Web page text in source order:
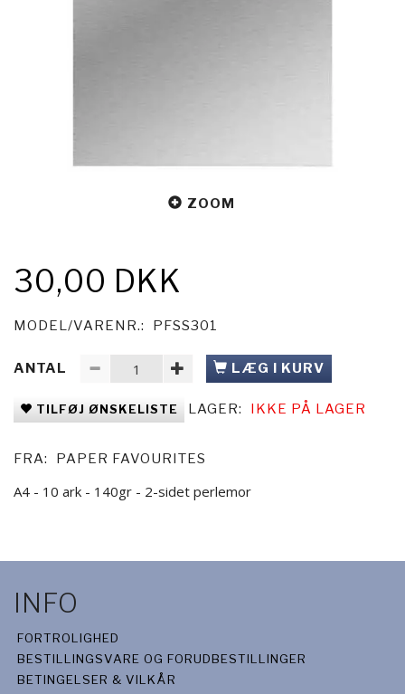
ZOOM
30,00 DKK
MODEL/VARENR.: PFSS301
ANTAL LÆG I KURV
TILFØJ ØNSKELISTE LAGER: IKKE PÅ LAGER
FRA: PAPER FAVOURITES
A4 - 10 ark - 140gr - 2-sidet perlemor
INFO
FORTROLIGHED
BESTILLINGSVARE OG FORUDBESTILLINGER
BETINGELSER & VILKÅR